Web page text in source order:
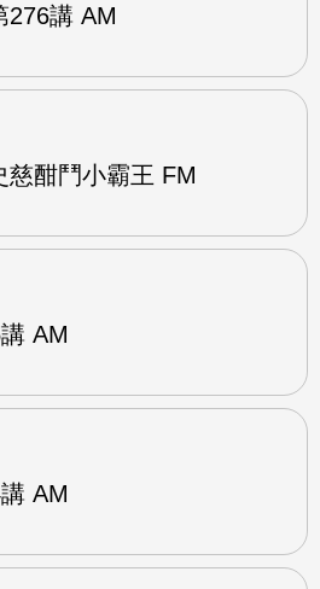
276講 AM
慈酣鬥小霸王 FM
AM
AM